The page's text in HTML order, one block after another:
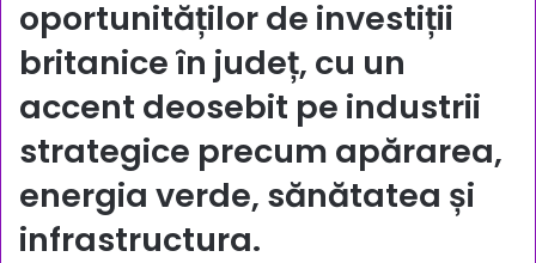
oportunităților de investiții
britanice în județ, cu un
accent deosebit pe industrii
strategice precum apărarea,
energia verde, sănătatea și
infrastructura.